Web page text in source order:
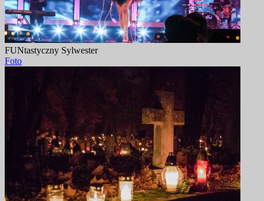
FUNtastyczny Sylwester
Foto